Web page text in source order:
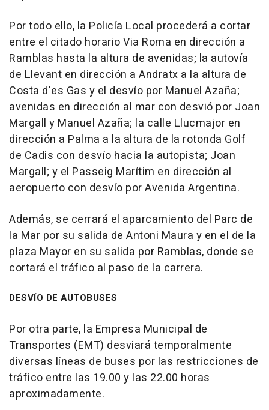
Por todo ello, la Policía Local procederá a cortar
entre el citado horario Via Roma en dirección a
Ramblas hasta la altura de avenidas; la autovía
de Llevant en dirección a Andratx a la altura de
Costa d'es Gas y el desvío por Manuel Azaña;
avenidas en dirección al mar con desvió por Joan
Margall y Manuel Azaña; la calle Llucmajor en
dirección a Palma a la altura de la rotonda Golf
de Cadis con desvío hacia la autopista; Joan
Margall; y el Passeig Marítim en dirección al
aeropuerto con desvío por Avenida Argentina.
Además, se cerrará el aparcamiento del Parc de
la Mar por su salida de Antoni Maura y en el de la
plaza Mayor en su salida por Ramblas, donde se
cortará el tráfico al paso de la carrera.
DESVÍO DE AUTOBUSES
Por otra parte, la Empresa Municipal de
Transportes (EMT) desviará temporalmente
diversas líneas de buses por las restricciones de
tráfico entre las 19.00 y las 22.00 horas
aproximadamente.